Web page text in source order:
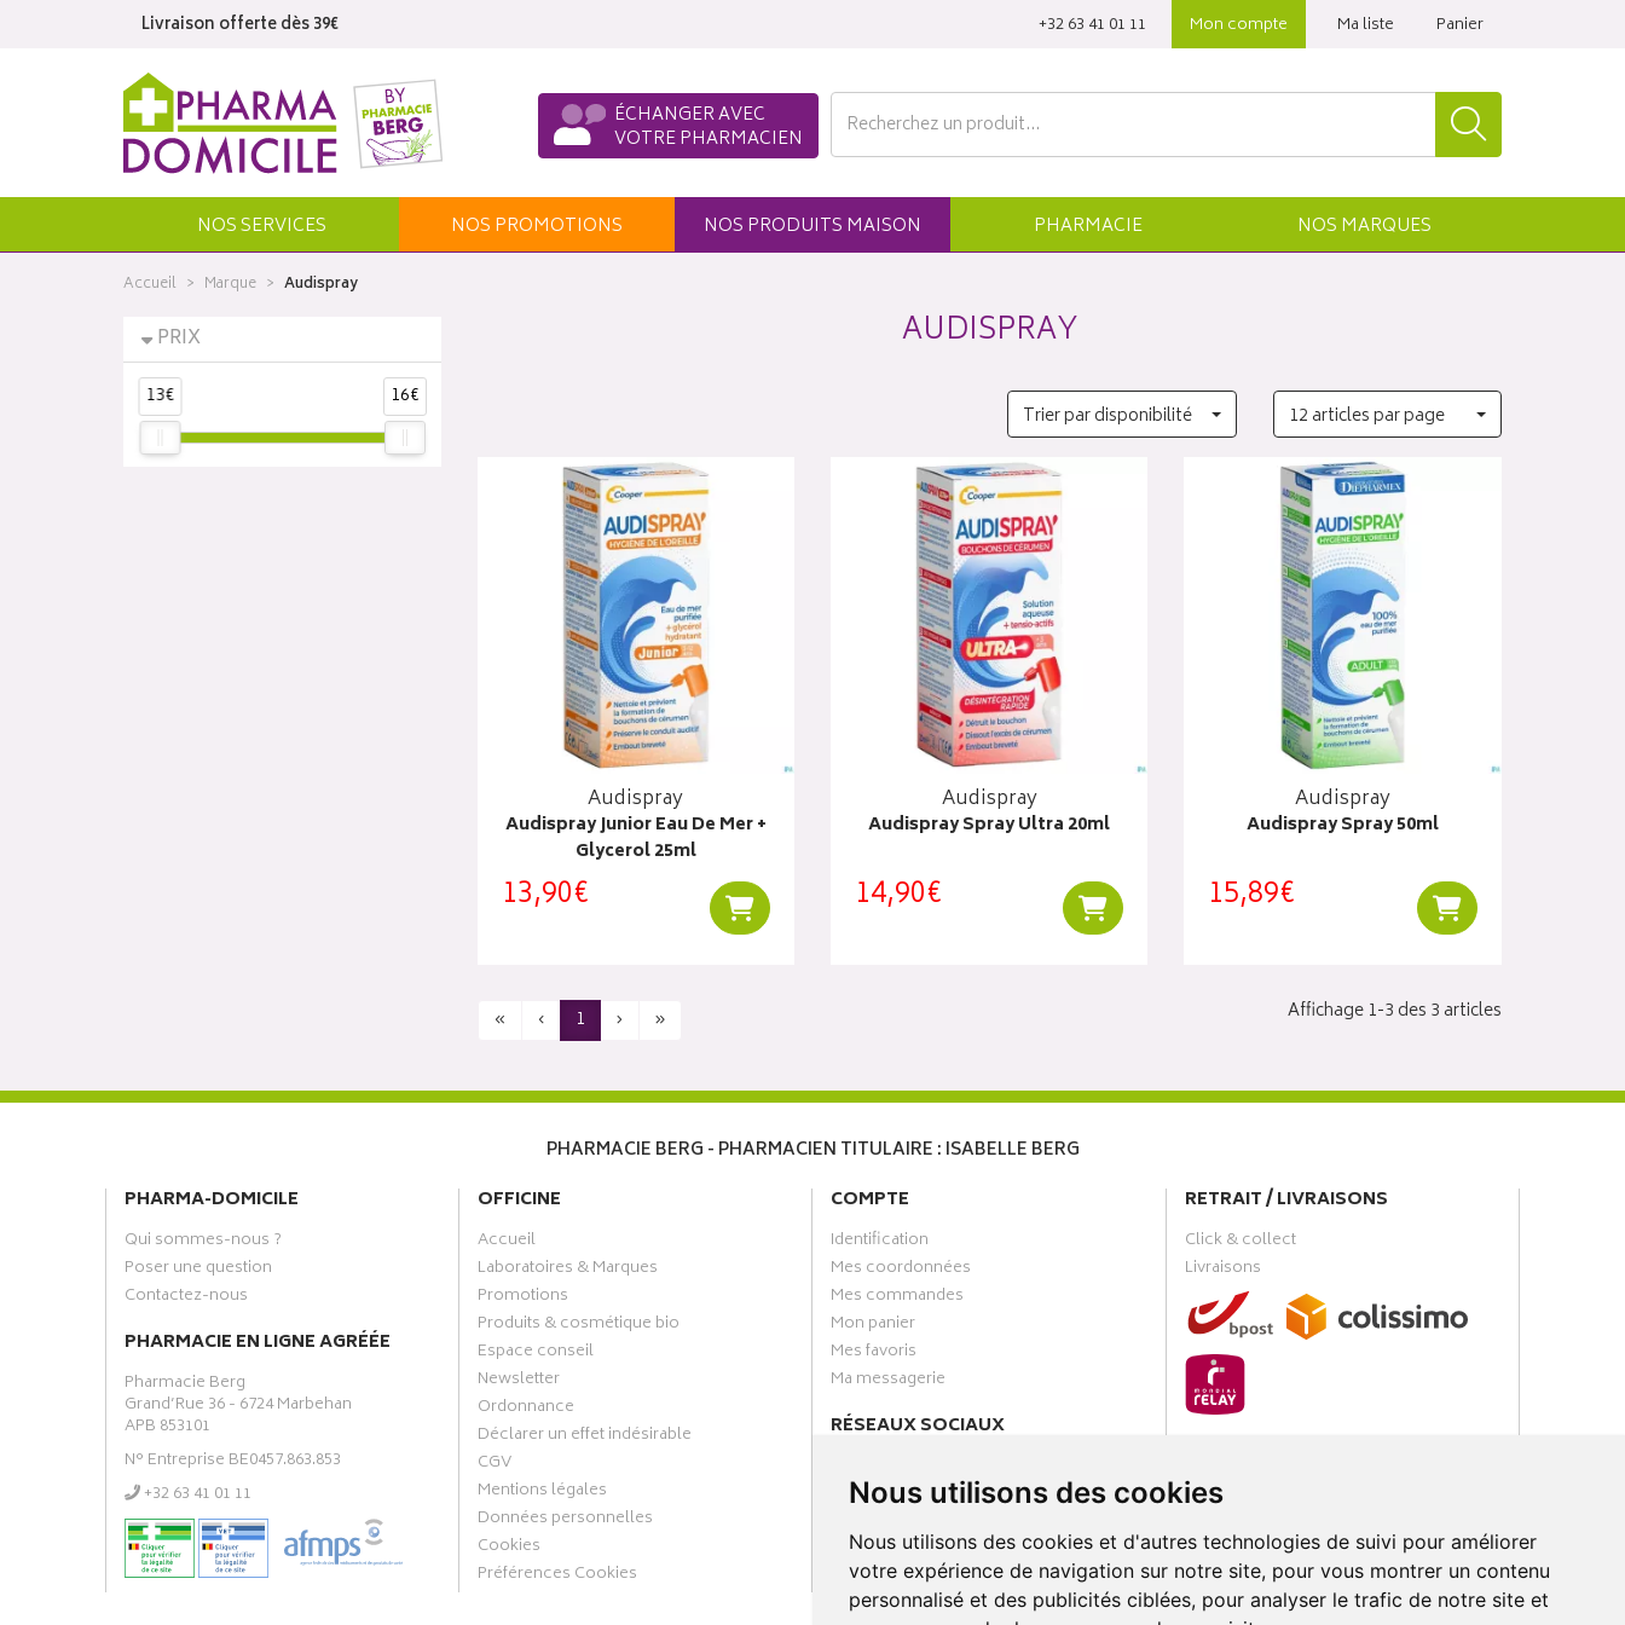
Nous utilisons des cookies
Nous utilisons des cookies et d'autres technologies de suivi pour améliorer
votre expérience de navigation sur notre site, pour vous montrer un contenu
personnalisé et des publicités ciblées, pour analyser le trafic de notre site et
Livraison offerte dès 39€ ‭+32 63 41 01 11‬ Mon compte Ma liste Panier
ÉCHANGER AVEC
VOTRE PHARMACIEN
NOS SERVICES NOS PROMOTIONS NOS PRODUITS MAISON PHARMACIE NOS MARQUES
Accueil Marque Audispray
PRIX
13€ 16€
AUDISPRAY
Trier par disponibilité 12 articles par page
Audispray
Audispray Junior Eau De Mer +
Glycerol 25ml
13,90€ Ajouter au panier
Audispray
Audispray Spray Ultra 20ml
14,90€ Ajouter au panier
Audispray
Audispray Spray 50ml
15,89€ Ajouter au panier
« ‹ 1 › » Affichage 1-3 des 3 articles
PHARMACIE BERG - PHARMACIEN TITULAIRE : ISABELLE BERG
PHARMA-DOMICILE
Qui sommes-nous ?
Poser une question
Contactez-nous
PHARMACIE EN LIGNE AGRÉÉE
Pharmacie Berg
Grand’Rue 36 - 6724 Marbehan
APB 853101
N° Entreprise BE0457.863.853
‭+32 63 41 01 11‬
OFFICINE
Accueil
Laboratoires & Marques
Promotions
Produits & cosmétique bio
Espace conseil
Newsletter
Ordonnance
Déclarer un effet indésirable
CGV
Mentions légales
Données personnelles
Cookies
Préférences Cookies
COMPTE
Identification
Mes coordonnées
Mes commandes
Mon panier
Mes favoris
Ma messagerie
RÉSEAUX SOCIAUX
Annuaire des pharmacies
RETRAIT / LIVRAISONS
Click & collect
Livraisons